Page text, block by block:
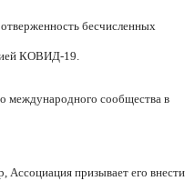
бесчисленных
КОВИД-19.
международного сообщества в
Ассоциация призывает его внести